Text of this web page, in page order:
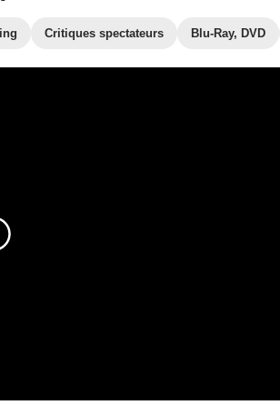
Critiques spectateurs Blu-Ray, DVD